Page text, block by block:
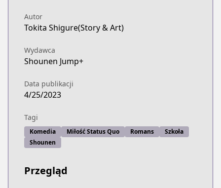
Autor
Tokita Shigure(Story & Art)
Wydawca
Shounen Jump+
Data publikacji
4/25/2023
Tagi
Komedia Miłość Status Quo Romans
Szkoła
Shounen
Przegląd